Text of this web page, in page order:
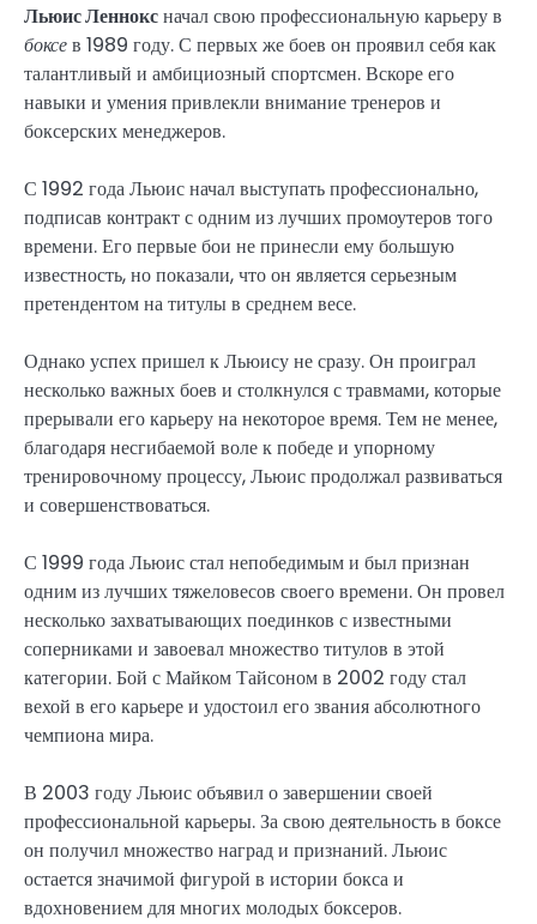
Льюис Ленноксначал свою профессиональную карьеру в
боксев 1989 году. С первых же боев он проявил себя как
талантливый и амбициозный спортсмен. Вскоре его
навыки и умения привлекли внимание тренеров и
боксерских менеджеров.
С 1992 года Льюис начал выступать профессионально,
подписав контракт с одним из лучших промоутеров того
времени. Его первые бои не принесли ему большую
известность, но показали, что он является серьезным
претендентом на титулы в среднем весе.
Однако успех пришел к Льюису не сразу. Он проиграл
несколько важных боев и столкнулся с травмами, которые
прерывали его карьеру на некоторое время. Тем не менее,
благодаря несгибаемой воле к победе и упорному
тренировочному процессу, Льюис продолжал развиваться
и совершенствоваться.
С 1999 года Льюис стал непобедимым и был признан
одним из лучших тяжеловесов своего времени. Он провел
несколько захватывающих поединков с известными
соперниками и завоевал множество титулов в этой
категории. Бой с Майком Тайсоном в 2002 году стал
вехой в его карьере и удостоил его звания абсолютного
чемпиона мира.
В 2003 году Льюис объявил о завершении своей
профессиональной карьеры. За свою деятельность в боксе
он получил множество наград и признаний. Льюис
остается значимой фигурой в истории бокса и
вдохновением для многих молодых боксеров.